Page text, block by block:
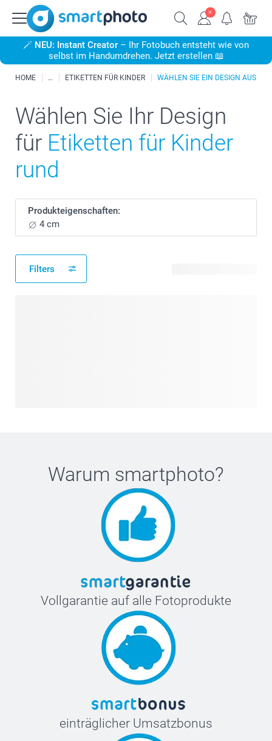
🪄 NEU: Instant Creator – Ihr Fotobuch entsteht wie von
selbst im Handumdrehen. Jetzt erstellen 📖
HOME ETIKETTEN FÜR KINDER WÄHLEN SIE EIN DESIGN AUS
Wählen Sie Ihr Design
für Etiketten für Kinder
rund
Produkteigenschaften:
4 cm
Filters
Warum smartphoto?
Vollgarantie auf alle Fotoprodukte
einträglicher Umsatzbonus